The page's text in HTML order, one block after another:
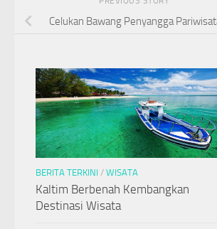
Celukan Bawang Penyangga
BERITA TERKINI / WISATA
Kaltim Berbenah Kembangkan
Destinasi Wisata